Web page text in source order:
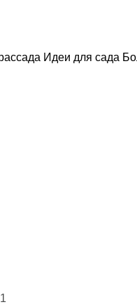
Идеи для сада
1